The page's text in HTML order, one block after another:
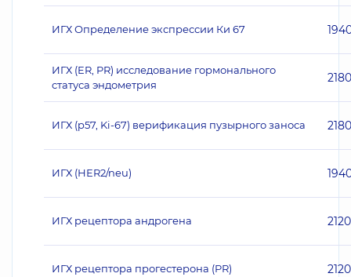
ИГХ Определение экспрессии Ки 67
ИГХ (ER, PR) исследование гормонального
статуса эндометрия
2180
ИГХ (p57, Ki-67) верификация пузырного заноса 2180
ИГХ (НЕR2/neu)
ИГХ рецептора андрогена 2120
ИГХ рецептора прогестерона (PR) 2120